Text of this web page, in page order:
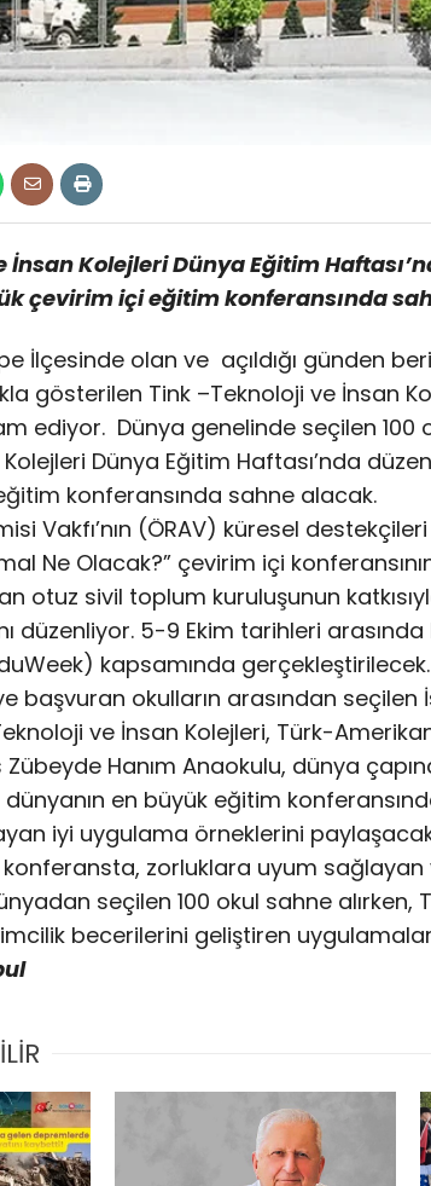
İnsan Kolejleri Dünya Eğitim
çevirim içi eğitim konferansında
İlçesinde olan ve açıldığı günden
gösterilen Tink –Teknoloji ve İnsan
ediyor. Dünya genelinde seçilen
Dünya Eğitim Haftası’nda
konferansında sahne alacak.
Vakfı’nın (ÖRAV) küresel destekçileri
Ne Olacak?” çevirim içi
otuz sivil toplum kuruluşunun
düzenliyor. 5-9 Ekim tarihleri
kapsamında gerçekleştirilecek.
başvuran okulların arasından seçilen
ve İnsan Kolejleri, Türk-
Hanım Anaokulu, dünya
dünyanın en büyük eğitim
iyi uygulama örneklerini
zorluklara uyum
seçilen 100 okul sahne alırken,
becerilerini geliştiren